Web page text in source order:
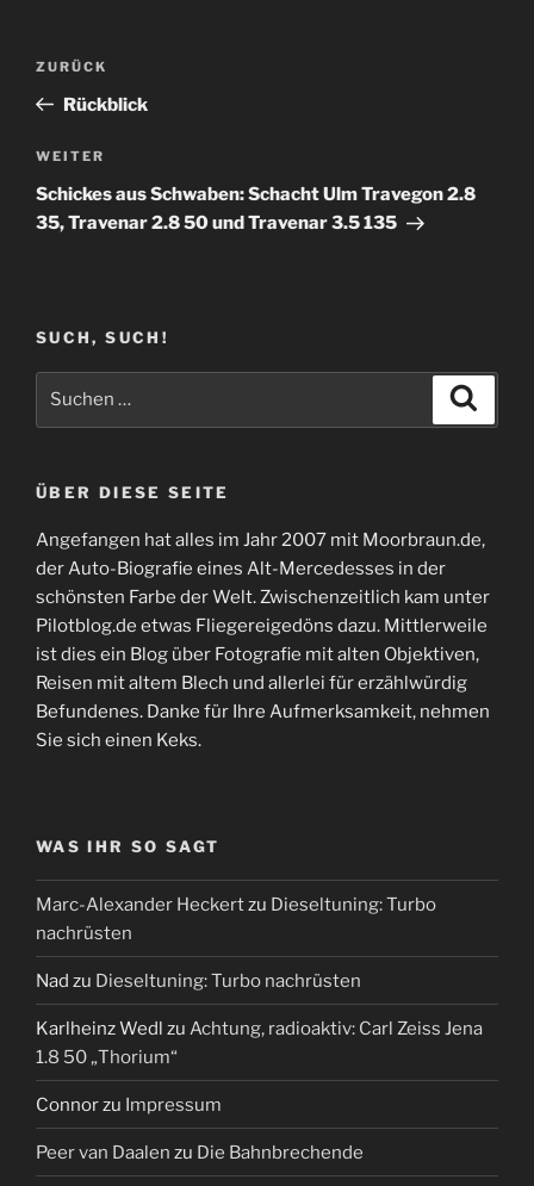
Beitragsnavigation
Vorheriger
Beitrag
ZURÜCK
Rückblick
Nächster
Beitrag
WEITER
Schickes aus Schwaben: Schacht Ulm Travegon 2.8
35, Travenar 2.8 50 und Travenar 3.5 135
SUCH, SUCH!
ÜBER DIESE SEITE
Angefangen hat alles im Jahr 2007 mit Moorbraun.de,
der Auto-Biografie eines Alt-Mercedesses in der
schönsten Farbe der Welt. Zwischenzeitlich kam unter
Pilotblog.de etwas Fliegereigedöns dazu. Mittlerweile
ist dies ein Blog über Fotografie mit alten Objektiven,
Reisen mit altem Blech und allerlei für erzählwürdig
Befundenes. Danke für Ihre Aufmerksamkeit, nehmen
Sie sich einen Keks.
WAS IHR SO SAGT
Marc-Alexander Heckertzu Dieseltuning: Turbo
nachrüsten
Nad zu Dieseltuning: Turbo nachrüsten
Karlheinz Wedl zu Achtung, radioaktiv: Carl Zeiss Jena
1.8 50 „Thorium“
Connorzu Impressum
Peer van Daalen zu Die Bahnbrechende